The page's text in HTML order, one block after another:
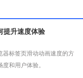
提升速度体验
器标签页滑动动画速度的方
和用户体验。